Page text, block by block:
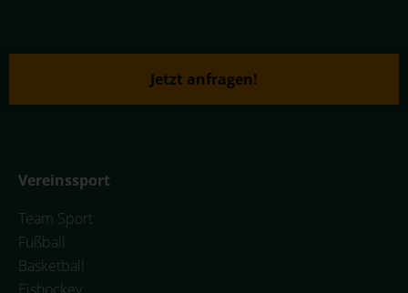
Jetzt anfragen!
Vereinssport
Team Sport
Fußball
Basketball